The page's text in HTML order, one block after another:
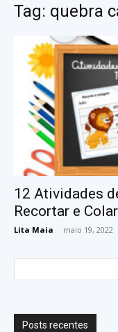
Tag: quebra
12 Atividades
Recortar e Colar
Lita Maia - maio 19, 2022
Posts recentes